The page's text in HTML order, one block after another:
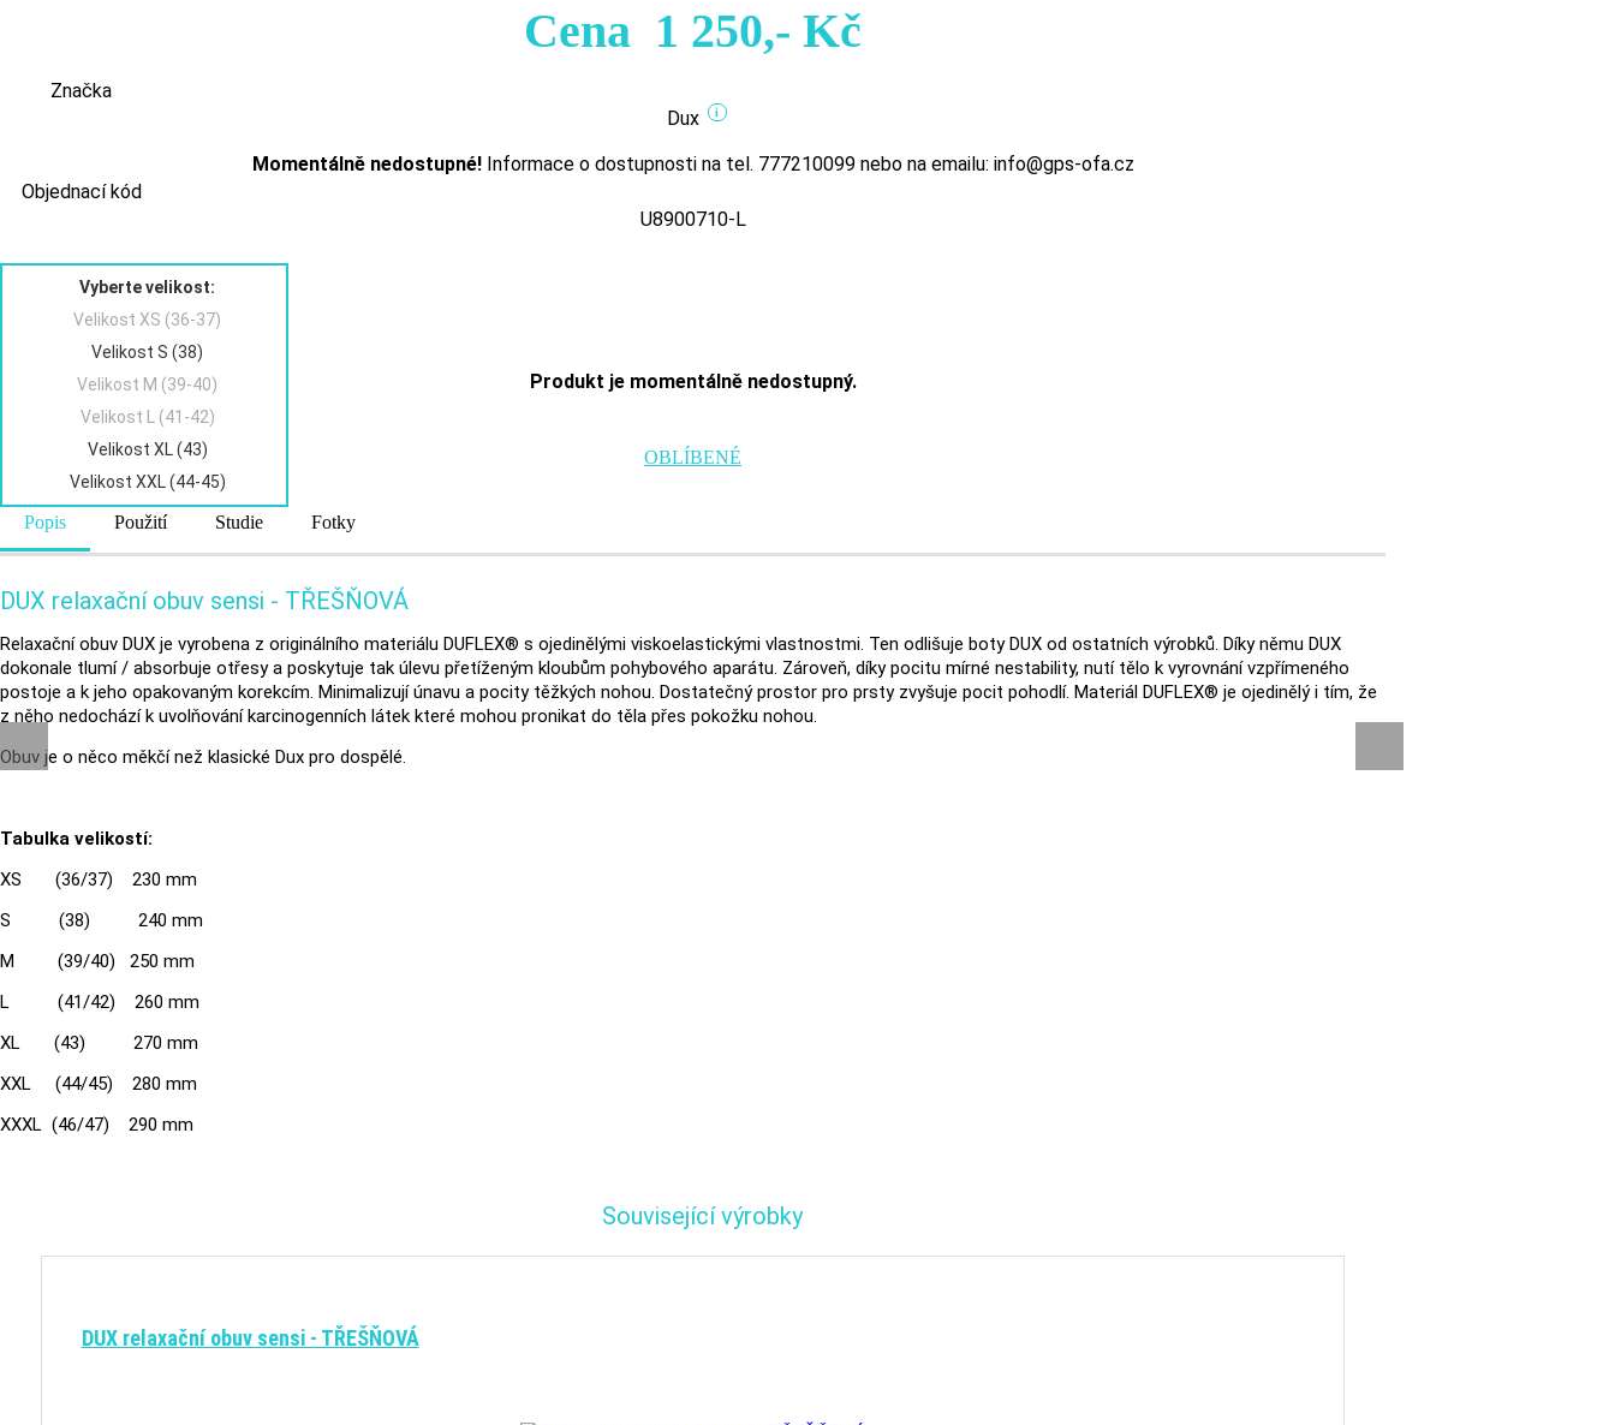
Cena 1 250,- Kč
Značka
Dux
i
Momentálně nedostupné!Informace o dostupnosti na tel. 777210099 nebo na emailu: info@gps-ofa.cz
Objednací kód
U8900710-L
Velikost L (41-42)
Vyberte velikost:
Velikost XS (36-37)
Velikost S (38)
Velikost M (39-40)
Velikost L (41-42)
Velikost XL (43)
Velikost XXL (44-45)
Produkt je momentálně nedostupný.
OBLÍBENÉ
Popis Použití Studie Fotky
DUX relaxační obuv sensi - TŘEŠŇOVÁ
Relaxační obuv DUX je vyrobena z originálního materiálu DUFLEX® s ojedinělými viskoelastickými vlastnostmi. Ten odlišuje boty DUX od ostatních výrobků. Díky němu DUX
dokonale tlumí / absorbuje otřesy a poskytuje tak úlevu přetíženým kloubům pohybového aparátu. Zároveň, díky pocitu mírné nestability, nutí tělo k vyrovnání vzpřímeného
postoje a k jeho opakovaným korekcím. Minimalizují únavu a pocity těžkých nohou. Dostatečný prostor pro prsty zvyšuje pocit pohodlí. Materiál DUFLEX® je ojedinělý i tím, že
z něho nedochází k uvolňování karcinogenních látek které mohou pronikat do těla přes pokožku nohou.
Obuv je o něco měkčí než klasické Dux pro dospělé.
Tabulka velikostí:
XS (36/37) 230 mm
S (38) 240 mm
M (39/40) 250 mm
L (41/42) 260 mm
XL (43) 270 mm
XXL (44/45) 280 mm
XXXL (46/47) 290 mm
Související výrobky
DUX relaxační obuv sensi - TŘEŠŇOVÁ